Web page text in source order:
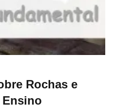
Rochas e
Ensino